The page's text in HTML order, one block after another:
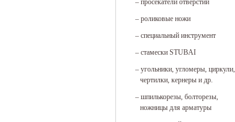
– просекатели отверстий
– роликовые ножи
– специальный инструмент
– стамески STUBAI
– угольники, угломеры, циркули,
чертилки, кернеры и др.
– шпилькорезы, болторезы,
ножницы для арматуры